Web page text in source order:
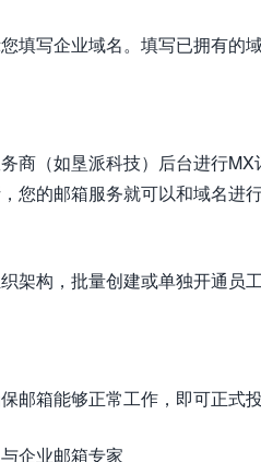
填写企业域名。填写已拥有的
商（如垦派科技）后台进行
您的邮箱服务就可以和域名进行
架构，批量创建或单独开通员
邮箱能够正常工作，即可正式投
企业邮箱专家